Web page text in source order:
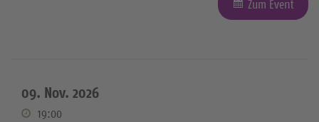
Zum Event
09. Nov. 2026
19:00